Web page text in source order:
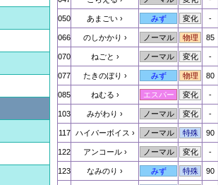
050 あまごい みず 変化 -
066 のしかかり ノーマル 物理 85
070 ねごと ノーマル 変化 -
077 たきのぼり みず 物理 80
085 ねむる エスパー 変化 -
103 みがわり ノーマル 変化 -
117 ハイパーボイス ノーマル 特殊 90
122 アンコール ノーマル 変化 -
123 なみのり みず 特殊 90